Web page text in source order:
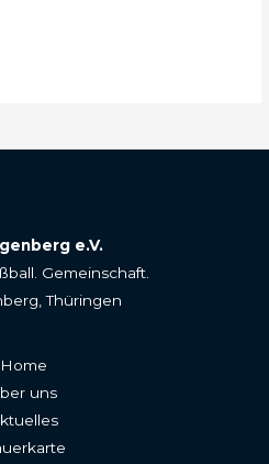
e.V.
Gemeinschaft.
Thüringen
Home
uns